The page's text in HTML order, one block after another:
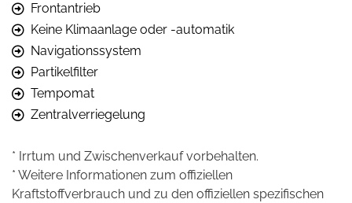
Frontantrieb
Keine Klimaanlage oder -automatik
Navigationssystem
Partikelfilter
Tempomat
Zentralverriegelung
* Irrtum und Zwischenverkauf vorbehalten.
* Weitere Informationen zum offiziellen
Kraftstoffverbrauch und zu den offiziellen spezifischen